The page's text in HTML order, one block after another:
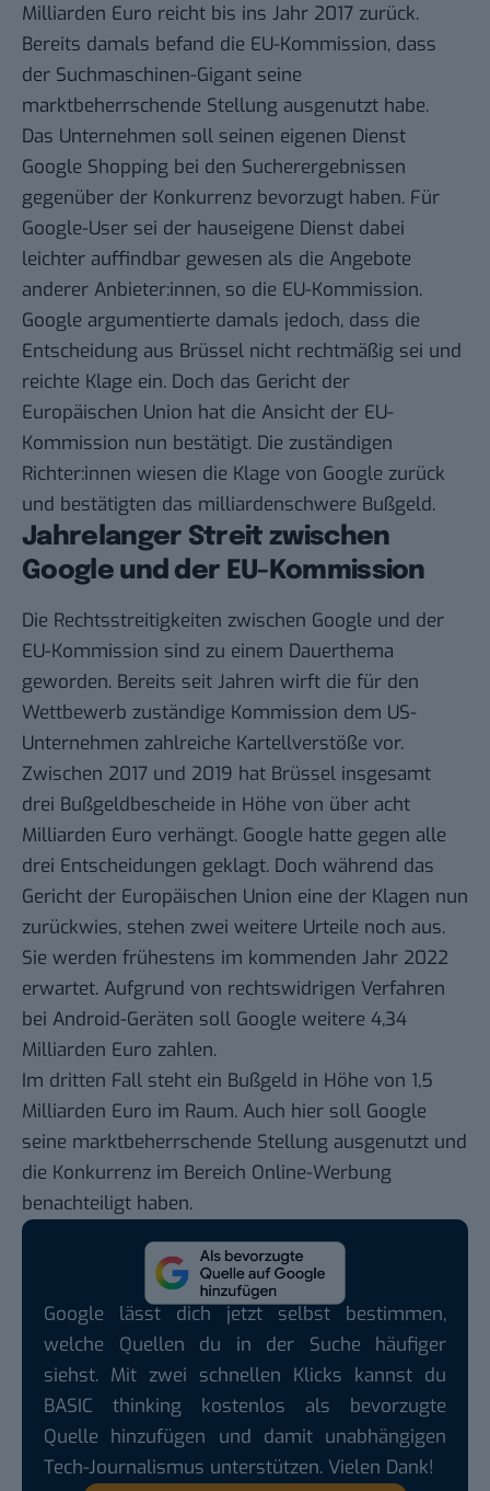
Milliarden Euro reicht bis ins Jahr 2017 zurück.
Bereits damals befand die EU-Kommission, dass
der Suchmaschinen-Gigant seine
marktbeherrschende Stellung ausgenutzt habe.
Das Unternehmen soll seinen eigenen Dienst
Google Shopping bei den Sucherergebnissen
gegenüber der Konkurrenz bevorzugt haben. Für
Google-User sei der hauseigene Dienst dabei
leichter auffindbar gewesen als die Angebote
anderer Anbieter:innen, so die EU-Kommission.
Google argumentierte damals jedoch, dass die
Entscheidung aus Brüssel nicht rechtmäßig sei und
reichte Klage ein. Doch das Gericht der
Europäischen Union hat die Ansicht der EU-
Kommission nun bestätigt. Die zuständigen
Richter:innen wiesen die Klage von Google zurück
und bestätigten das milliardenschwere Bußgeld.
Jahrelanger Streit zwischen
Google und der EU-Kommission
Die Rechtsstreitigkeiten zwischen Google und der
EU-Kommission sind zu einem Dauerthema
geworden. Bereits seit Jahren wirft die für den
Wettbewerb zuständige Kommission dem US-
Unternehmen zahlreiche Kartellverstöße vor.
Zwischen 2017 und 2019 hat Brüssel insgesamt
drei Bußgeldbescheide in Höhe von über acht
Milliarden Euro verhängt. Google hatte gegen alle
drei Entscheidungen geklagt. Doch während das
Gericht der Europäischen Union eine der Klagen nun
zurückwies, stehen zwei weitere Urteile noch aus.
Sie werden frühestens im kommenden Jahr 2022
erwartet. Aufgrund von rechtswidrigen Verfahren
bei Android-Geräten soll Google weitere 4,34
Milliarden Euro zahlen.
Im dritten Fall steht ein Bußgeld in Höhe von 1,5
Milliarden Euro im Raum. Auch hier soll Google
seine marktbeherrschende Stellung ausgenutzt und
die Konkurrenz im Bereich Online-Werbung
benachteiligt haben.
Google lässt dich jetzt selbst bestimmen,
welche Quellen du in der Suche häufiger
siehst. Mit zwei schnellen Klicks kannst du
BASIC thinking kostenlos als bevorzugte
Quelle hinzufügen und damit unabhängigen
Tech-Journalismus unterstützen. Vielen Dank!